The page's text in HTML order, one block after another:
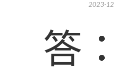
2023-
答：寺廟梵音不